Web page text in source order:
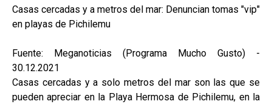
Casas cercadas y a metros del mar: Denuncian tomas "vip"
en playas de Pichilemu
Fuente: Meganoticias (Programa Mucho Gusto) -
30.12.2021
Casas cercadas y a solo metros del mar son las que se
pueden apreciar en la Playa Hermosa de Pichilemu, en la